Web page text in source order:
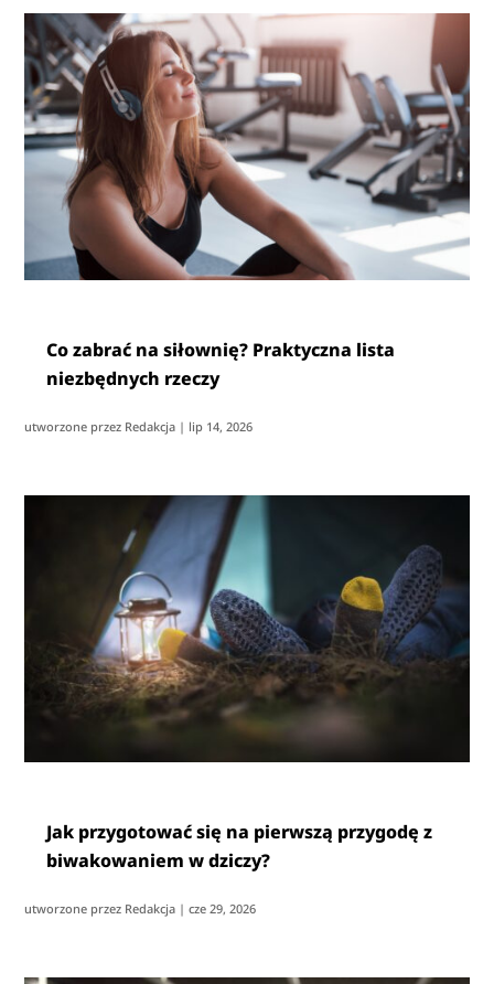
Co zabrać na siłownię? Praktyczna lista
niezbędnych rzeczy
utworzone przez Redakcja | lip 14, 2026
Jak przygotować się na pierwszą przygodę z
biwakowaniem w dziczy?
utworzone przez Redakcja |cze 29, 2026